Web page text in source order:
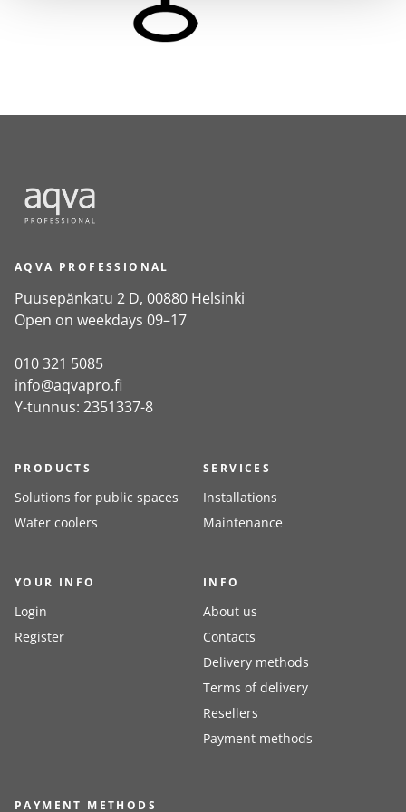
AQVA PROFESSIONAL
Puusepänkatu 2 D, 00880 Helsinki
Open on weekdays 09–17
010 321 5085
info@aqvapro.fi
Y-tunnus: 2351337-8
PRODUCTS
Solutions for public spaces
Water coolers
SERVICES
Installations
Maintenance
YOUR INFO
Login
Register
INFO
About us
Contacts
Delivery methods
Terms of delivery
Resellers
Payment methods
PAYMENT METHODS